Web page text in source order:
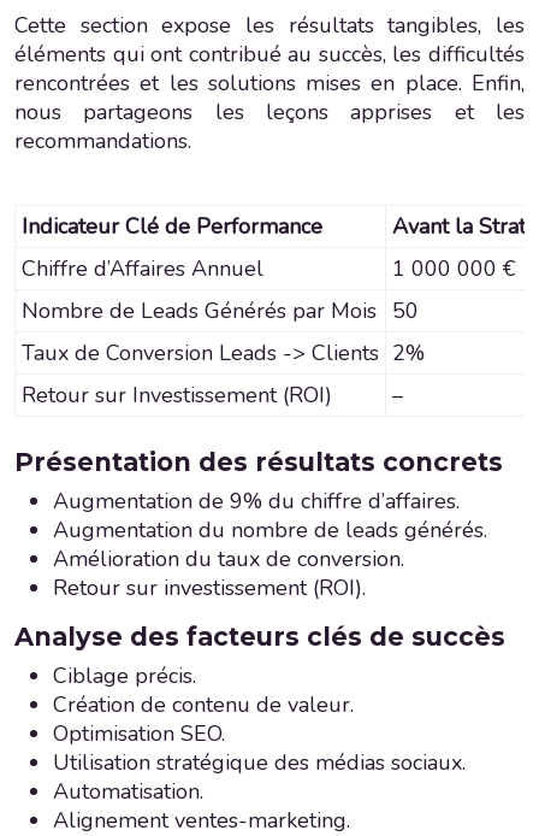
Cette section expose les résultats tangibles, les
éléments qui ont contribué au succès, les difficultés
rencontrées et les solutions mises en place. Enfin,
nous partageons les leçons apprises et les
recommandations.
Indicateur Clé de Performance
Avant la
Chiffre d’Affaires Annuel
1 000 000 €
Nombre de Leads Générés par Mois 50
Taux de Conversion Leads -> Clients 2%
Retour sur Investissement (ROI)
–
Présentation des résultats concrets
Augmentation de 9% du chiffre d’affaires.
Augmentation du nombre de leads générés.
Amélioration du taux de conversion.
Retour sur investissement (ROI).
Analyse des facteurs clés de succès
Ciblage précis.
Création de contenu de valeur.
Optimisation SEO.
Utilisation stratégique des médias sociaux.
Automatisation.
Alignement ventes-marketing.